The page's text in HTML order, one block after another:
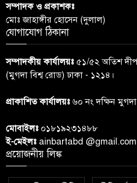
ঝড়বৃষ্টির
৬
অনুশ্রীর,
উপহার
৭
২০ আগস্ট
বান্দরবান
৯
সম্পাদক ও প্রকাশকঃ
মোঃ জাহাঙ্গীর হোসেন (দুলাল)
যোগাযোগ ঠিকানা
সম্পাদকীয় কার্যালয়ঃ ৫১/৫২ অতিশ
(মুগদা বিশ্ব রোড) ঢাকা - ১২১৪।
প্রাকাশিত কার্যালয়ঃ৬০ নং দক্ষিন
মোবাইলঃ ০১৮১৯২৩১৪৮৮
ই-মেইলঃ ainbartabd @gmail.com
প্রয়োজনীয় লিঙ্ক